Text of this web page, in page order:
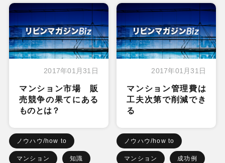
2017年01月31日
マンション市場 販
売競争の果てにある
ものとは？
ノウハウ/how to
マンション 知識
2017年01月31日
マンション管理費は
工夫次第で削減でき
る
ノウハウ/how to
マンション 成功例